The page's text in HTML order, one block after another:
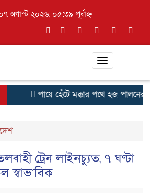
অগাস্ট ২০২৬, ০৫:৩৯ পূর্বাহ্ন
Toggle
পায়ে হেঁটে মক্কার পথে হজ পালনের
ট্রেন লাইনচ্যুত, ৭ ঘণ্টা
স্বাভাবিক